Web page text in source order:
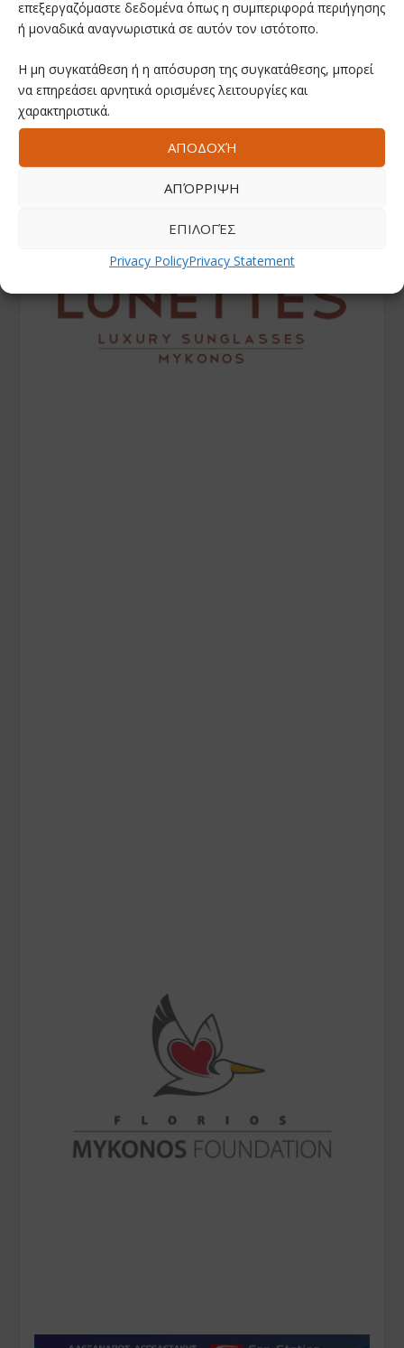
επεξεργαζόμαστε δεδομένα όπως η συμπεριφορά περιήγησης
ή μοναδικά αναγνωριστικά σε αυτόν τον ιστότοπο.
Η μη συγκατάθεση ή η απόσυρση της συγκατάθεσης, μπορεί
να επηρεάσει αρνητικά ορισμένες λειτουργίες και
χαρακτηριστικά.
ΑΠΟΔΟΧΉ
ΑΠΌΡΡΙΨΗ
ΕΠΙΛΟΓΈΣ
Privacy PolicyPrivacy Statement